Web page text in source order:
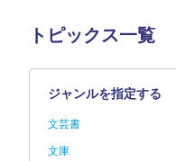
トピックス一覧
ジャンルを指定する
文芸書
文庫